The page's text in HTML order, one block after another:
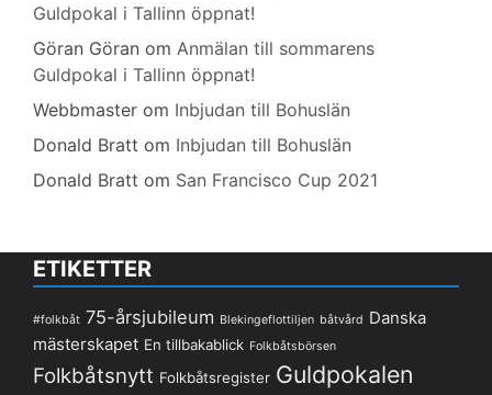
Guldpokal i Tallinn öppnat!
Göran Göran om Anmälan till sommarens
Guldpokal i Tallinn öppnat!
Webbmaster om Inbjudan till Bohuslän
Donald Bratt om Inbjudan till Bohuslän
Donald Bratt om San Francisco Cup 2021
ETIKETTER
#folkbåt 75-årsjubileum Blekingeflottiljen båtvård Danska
mästerskapet En tillbakablick Folkbåtsbörsen
Folkbåtsnytt Folkbåtsregister Guldpokalen